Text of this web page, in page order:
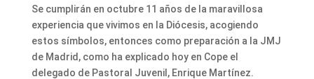
Se cumplirán en octubre 11 años de la maravillosa
experiencia que vivimos en la Diócesis, acogiendo
estos símbolos, entonces como preparación a la JMJ
de Madrid, como ha explicado hoy en Cope el
delegado de Pastoral Juvenil, Enrique Martínez.